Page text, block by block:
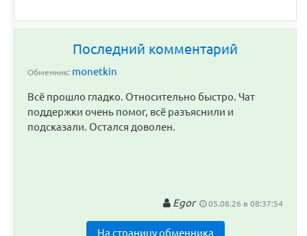
Последний комментарий
Обменник: monetkin
Всё прошло гладко. Относительно быстро. Чат
поддержки очень помог, всё разъяснили и
подсказали. Остался доволен.
Egor 05.08.26 в 08:37:54
На страницу обменника